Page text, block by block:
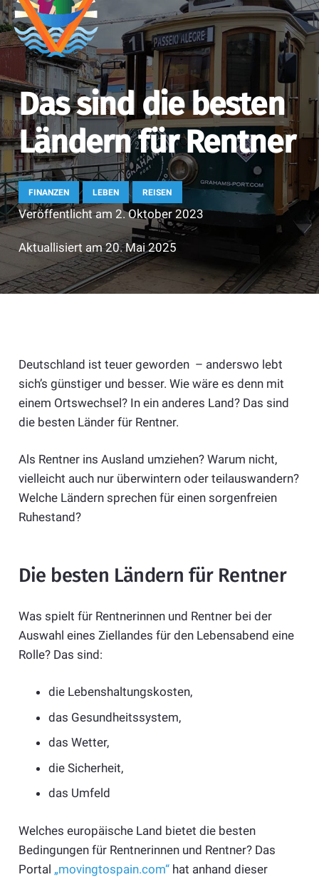
Das sind die besten
Ländern für Rentner
FINANZEN LEBEN REISEN
Veröffentlicht am 2. Oktober 2023
Aktuallisiert am20. Mai 2025
Deutschland ist teuer geworden – anderswo lebt
sich’s günstiger und besser. Wie wäre es denn mit
einem Ortswechsel? In ein anderes Land? Das sind
die besten Länder für Rentner.
Als Rentner ins Ausland umziehen? Warum nicht,
vielleicht auch nur überwintern oder teilauswandern?
Welche Ländern sprechen für einen sorgenfreien
Ruhestand?
Die besten Ländern für Rentner
Was spielt für Rentnerinnen und Rentner bei der
Auswahl eines Ziellandes für den Lebensabend eine
Rolle? Das sind:
die Lebenshaltungskosten,
das Gesundheitssystem,
das Wetter,
die Sicherheit,
das Umfeld
Welches europäische Land bietet die besten
Bedingungen für Rentnerinnen und Rentner? Das
Portal „movingtospain.com“hat anhand dieser